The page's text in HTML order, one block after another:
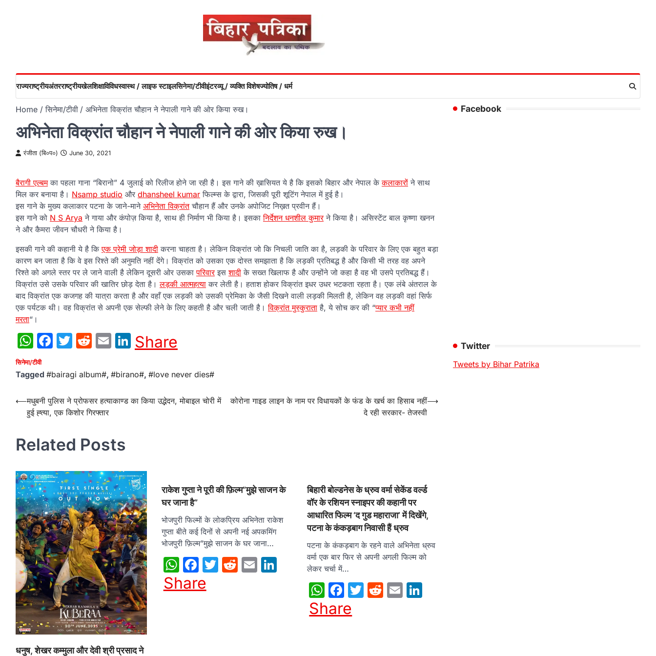
राज्यराष्ट्रीयअंतरराष्ट्रीयखेलशिक्षाविविधस्वास्थ / लाइफ स्टाइलसिनेमा/टीवीइंटरव्यू / व्यक्ति विशेषज्योतिष / धर्म
Home सिनेमा/टीवी अभिनेता विक्रांत चौहान ने नेपाली गाने की ओर किया रुख।
अभिनेता विक्रांत चौहान ने नेपाली गाने की ओर किया रुख।
रंजीता (बि०प०) June 30, 2021
बैरागी एल्बमका पहला गाना “बिरानो” 4 जुलाई को रिलीज होने जा रही है। इस गाने की ख़ासियत ये है कि इसको बिहार और नेपाल केकलाकारों ने साथ
मिल कर बनाया है। Nsamp studio और dhansheel kumar फिल्म्स के द्वारा, जिसकी पूरी शूटिंग नेपाल में हुई है।
इस गाने के मुख्य कलाकार पटना के जाने-माने अभिनेता विक्रांतचौहान हैं और उनके अपोजिट निख़त प्रवीन हैं।
इस गाने को N S Arya ने गाया और कंपोज़ किया है, साथ ही निर्माण भी किया है। इसकानिर्देशन धनशील कुमारने किया है। असिस्टेंट बाल कृष्णा खनन
ने और कैमरा जीवन चौधरी ने किया है।
इसकी गाने की कहानी ये है किएक प्रेमी जोड़ा शादी करना चाहता है। लेकिन विक्रांत जो कि निचली जाति का है, लड़की के परिवार के लिए एक बहुत बड़ा
कारण बन जाता है कि वे इस रिश्ते की अनुमति नहीं देंगे। विक्रांत को उसका एक दोस्त समझाता है कि लड़की प्रतिबद्ध है और किसी भी तरह वह अपने
रिश्ते को अगले स्तर पर ले जाने वाली है लेकिन दूसरी ओर उसकापरिवारइसशादी के सख्त खिलाफ है और उन्होंने जो कहा है वह भी उसपे प्रतिबद्ध हैं।
विक्रांत उसे उसके परिवार की खातिर छोड़ देता है।लड़की आत्महत्या कर लेती है। हताश होकर विक्रांत इधर उधर भटकता रहता है। एक लंबे अंतराल के
बाद विक्रांत एक कजगह की यात्रा करता है और वहाँ एक लड़की को उसकी प्रेमिका के जैसी दिखने वाली लड़की मिलती है, लेकिन वह लड़की वहां सिर्फ
एक पर्यटक थी। वह विक्रांत से अपनी एक सेल्फी लेने के लिए कहती है और चली जाती है।विक्रांत मुस्कुराता है, ये सोच कर की “प्यार कभी नहीं
मरता“।
WhatsApp
Facebook
Twitter
Reddit
EmailLinkedIn
Share
सिनेमा/टीवी
Tagged #bairagi album#, #birano#, #love never dies#
Post
navigation
⟵मधुबनी पुलिस ने प्रोफसर हत्याकाण्ड का किया उद्भेदन, मोबाइल चोरी में
हुई ह्त्या, एक किशोर गिरफ्तार
कोरोना गाइड लाइन के नाम पर विधायकों के फंड के खर्च का हिसाब नहीं
दे रही सरकार- तेजस्वी
⟶
Related Posts
धनुष, शेखर कम्मुला और देवी श्री प्रसाद ने
राकेश गुप्ता ने पूरी की फ़िल्म”मुझे साजन के
घर जाना है”
भोजपुरी फिल्मों के लोकप्रिय अभिनेता राकेश
गुप्ता बीते कई दिनों से अपनी नई अपकमिंग
भोजपुरी फ़िल्म”मुझे साजन के घर जाना…
WhatsApp
Facebook
Twitter
Reddit
EmailLinkedIn
Share
बिहारी बोल्डनेस के ध्रुव वर्मा सेकेंड वर्ल्ड
वॉर के रशियन स्नाइपर की कहानी पर
आधारित फिल्म ‘द गुड महाराजा’ में दिखेंगे,
पटना के कंकड़बाग निवासी हैं ध्रुव
पटना के कंकड़बाग के रहने वाले अभिनेता ध्रुव
वर्मा एक बार फिर से अपनी अगली फिल्म को
लेकर चर्चा में…
WhatsApp
Facebook
Twitter
Reddit
Email
Share
Facebook
Twitter
Tweets by Bihar Patrika